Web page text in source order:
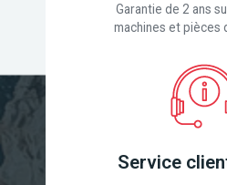
Garantie de 2 ans
machines et pièces
Service